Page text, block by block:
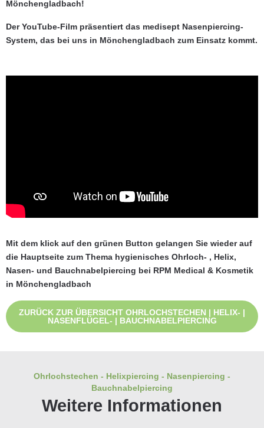
Mönchengladbach!
Der YouTube-Film präsentiert das medisept Nasenpiercing-
System, das bei uns in Mönchengladbach zum Einsatz kommt.
Mit dem klick auf den grünen Button gelangen Sie wieder auf
die Hauptseite zum Thema hygienisches Ohrloch- , Helix,
Nasen- und Bauchnabelpiercing bei RPM Medical & Kosmetik
in Mönchengladbach
ZURÜCK ZUR ÜBERSICHT OHRLOCHSTECHEN | HELIX- |
NASENFLÜGEL- | BAUCHNABELPIERCING
Ohrlochstechen - Helixpiercing - Nasenpiercing -
Bauchnabelpiercing
Weitere Informationen